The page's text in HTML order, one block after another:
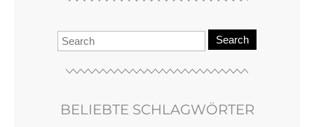
Search
BELIEBTE SCHLAGWÖRTER